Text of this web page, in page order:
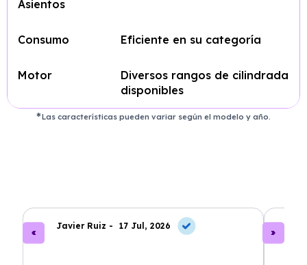
Asientos
Consumo Eficiente en su categoría
Motor
Diversos rangos de cilindrada
disponibles
Las características pueden variar según el modelo y año.
Javier Ruiz - 17 Jul, 2026